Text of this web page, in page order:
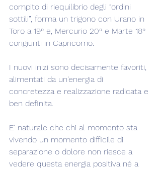
compito di riequilibrio degli “ordini
sottili”, forma un trigono con Urano in
Toro a 19° e, Mercurio 20° e Marte 18°
congiunti in Capricorno.
I nuovi inizi sono decisamente favoriti,
alimentati da un'energia di
concretezza e realizzazione radicata e
ben definita.
E' naturale che chi al momento sta
vivendo un momento difficile di
separazione o dolore non riesce a
vedere questa energia positiva né a